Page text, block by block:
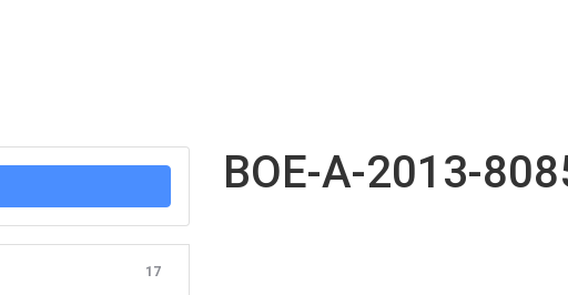
17
BOE-A-2013-